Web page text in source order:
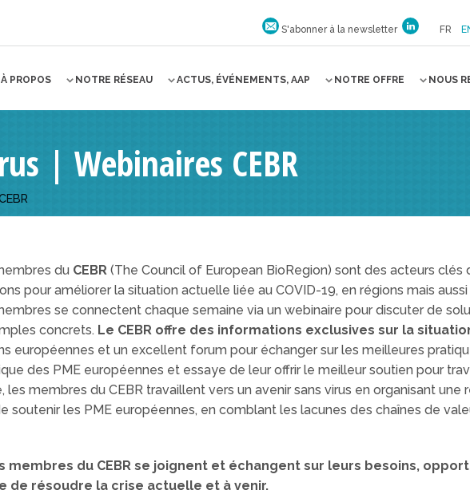
S'abonner à la newsletter FR
À PROPOS NOTRE RÉSEAU ACTUS, ÉVÉNEMENTS, AAP NOTRE OFFRE NOUS
| Webinaires CEBR
du CEBR (The Council of European BioRegion) sont des acteurs clés
pour améliorer la situation actuelle liée au COVID-19, en régions mais
se connectent chaque semaine via un webinaire pour discuter de
concrets. Le CEBR offre des informations exclusives sur la
européennes et un excellent forum pour échanger sur les meilleures
des PME européennes et essaye de leur offrir le meilleur soutien pour
membres du CEBR travaillent vers un avenir sans virus en organisant une
soutenir les PME européennes, en comblant les lacunes des chaînes de
membres du CEBR se joignent et échangent sur leurs besoins,
de résoudre la crise actuelle et à venir.